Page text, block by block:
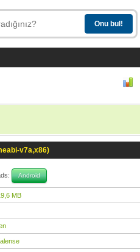
v7a,x86)
Android
MB